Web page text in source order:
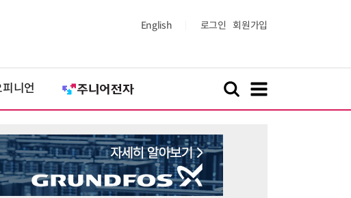
English 로그인 회원가입
니언